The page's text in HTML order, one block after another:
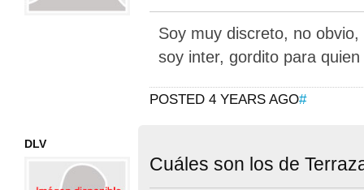
Soy muy discreto, no
soy inter, gordito para
POSTED 4 YEARS AGO#
DLV
Cuáles son los de